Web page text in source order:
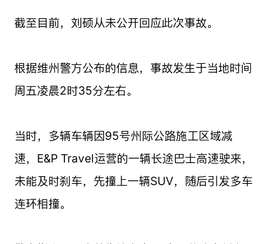
截至目前，刘硕从未公开回应此次事故。
根据维州警方公布的信息，事故发生于当地时间
周五凌晨2时35分左右。
当时，多辆车辆因95号州际公路施工区域减
速，E&P Travel运营的一辆长途巴士高速驶来，
未能及时刹车，先撞上一辆SUV，随后引发多车
连环相撞。